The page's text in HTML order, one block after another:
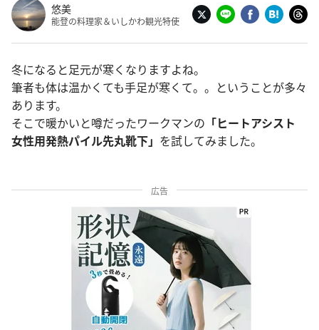
悠美
能登の料理家＆いしかわ観光特使
冬になると足元が寒くなりますよね。
筆者も体は温かくても手足が寒くて。。ということが多々
あります。
そこで暖かいと噂だったワークマンの 「ヒートアシスト
女性用発熱パイル先丸靴下」 を試してみました。
広告